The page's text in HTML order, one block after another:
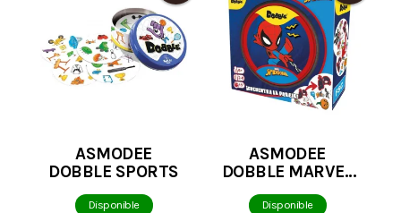
ASMODEE
DOBBLE SPORTS
Disponible
ASMODEE
DOBBLE MARVEL
Disponible